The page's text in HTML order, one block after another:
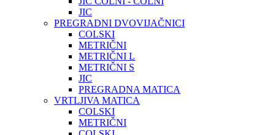
JIC
PREGRADNI DVOVIJAČNICI
COLSKI
METRIČNI
METRIČNI L
METRIČNI S
JIC
PREGRADNA MATICA
VRTLJIVA MATICA
COLSKI
METRIČNI